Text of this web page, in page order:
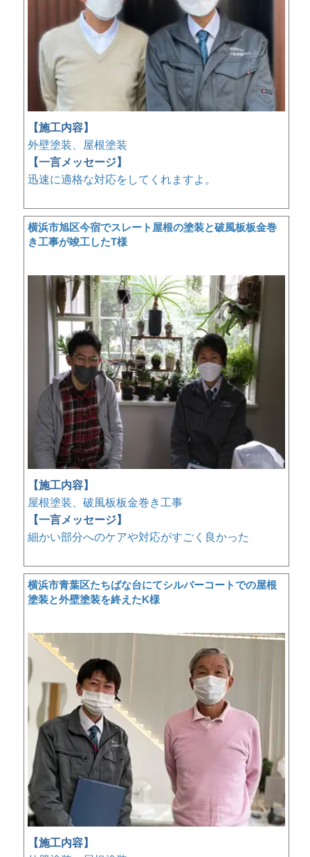
【施工内容】
外壁塗装、屋根塗装
【一言メッセージ】
迅速に適格な対応をしてくれますよ。
横浜市旭区今宿でスレート屋根の塗装と破風板板金巻
き工事が竣工したT様
【施工内容】
屋根塗装、破風板板金巻き工事
【一言メッセージ】
細かい部分へのケアや対応がすごく良かった
横浜市青葉区たちばな台にてシルバーコートでの屋根
塗装と外壁塗装を終えたK様
【施工内容】